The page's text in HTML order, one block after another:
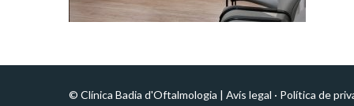
© Clínica Badia d'Oftalmologia | Avís legal · Política de